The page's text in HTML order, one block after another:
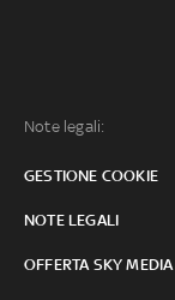
Note legali:
GESTIONE COOKIE
NOTE LEGALI
OFFERTA SKY MEDIA